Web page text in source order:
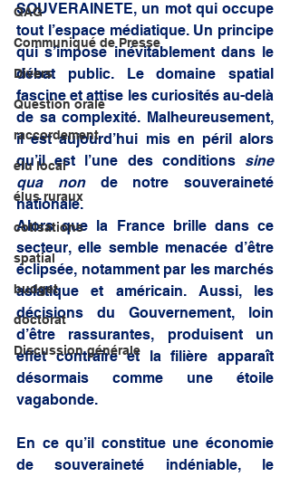
QAG
Communiqué de Presse
Divers
Question orale
raccordement
élu local
élus ruraux
cotisations
spatial
budget
doctorat
Discussion générale
SOUVERAINETE, un mot qui occupe
tout l’espace médiatique. Un principe
qui s’impose inévitablement dans le
débat public. Le domaine spatial
fascine et attise les curiosités au-delà
de sa complexité. Malheureusement,
il est aujourd’hui mis en péril alors
qu’il est l’une des conditions sine
qua non de notre souveraineté
nationale.
Alors que la France brille dans ce
secteur, elle semble menacée d’être
éclipsée, notamment par les marchés
asiatique et américain. Aussi, les
décisions du Gouvernement, loin
d’être rassurantes, produisent un
effet contraire et la filière apparaît
désormais comme une étoile
vagabonde.
En ce qu’il constitue une économie
de souveraineté indéniable, le